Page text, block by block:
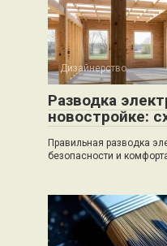
Дизайнерство
Разводка
новостройке:
Правильная разводка
безопасности и